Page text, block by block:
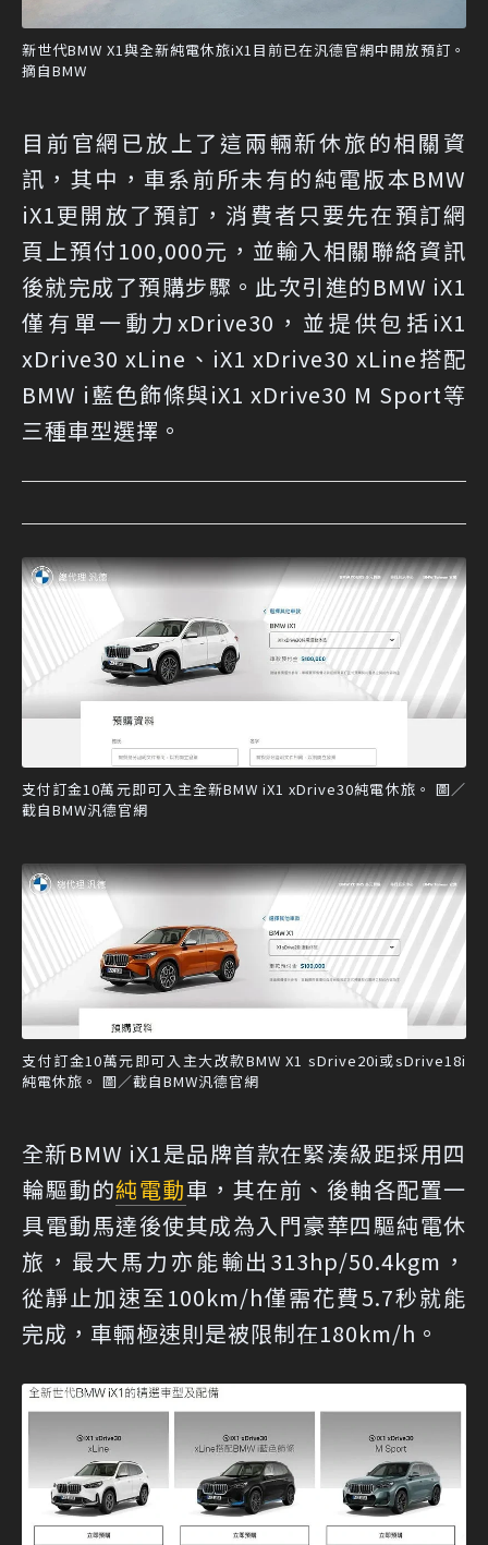
新世代BMW X1與全新純電休旅iX1目前已在汎德官網中開放預訂。
摘自BMW
目前官網已放上了這兩輛新休旅的相關資
訊，其中，車系前所未有的純電版本BMW
iX1更開放了預訂，消費者只要先在預訂網
頁上預付100,000元，並輸入相關聯絡資訊
後就完成了預購步驟。此次引進的BMW iX1
僅有單一動力xDrive30，並提供包括iX1
xDrive30 xLine、iX1 xDrive30 xLine搭配
BMW i藍色飾條與iX1 xDrive30 M Sport等
三種車型選擇。
支付訂金10萬元即可入主全新BMW iX1 xDrive30純電休旅。 圖／
截自BMW汎德官網
支付訂金10萬元即可入主大改款BMW X1 sDrive20i或sDrive18i
純電休旅。 圖／截自BMW汎德官網
全新BMW iX1是品牌首款在緊湊級距採用四
輪驅動的純電動車，其在前、後軸各配置一
具電動馬達後使其成為入門豪華四驅純電休
旅，最大馬力亦能輸出313hp/50.4kgm，
從靜止加速至100km/h僅需花費5.7秒就能
完成，車輛極速則是被限制在180km/h。